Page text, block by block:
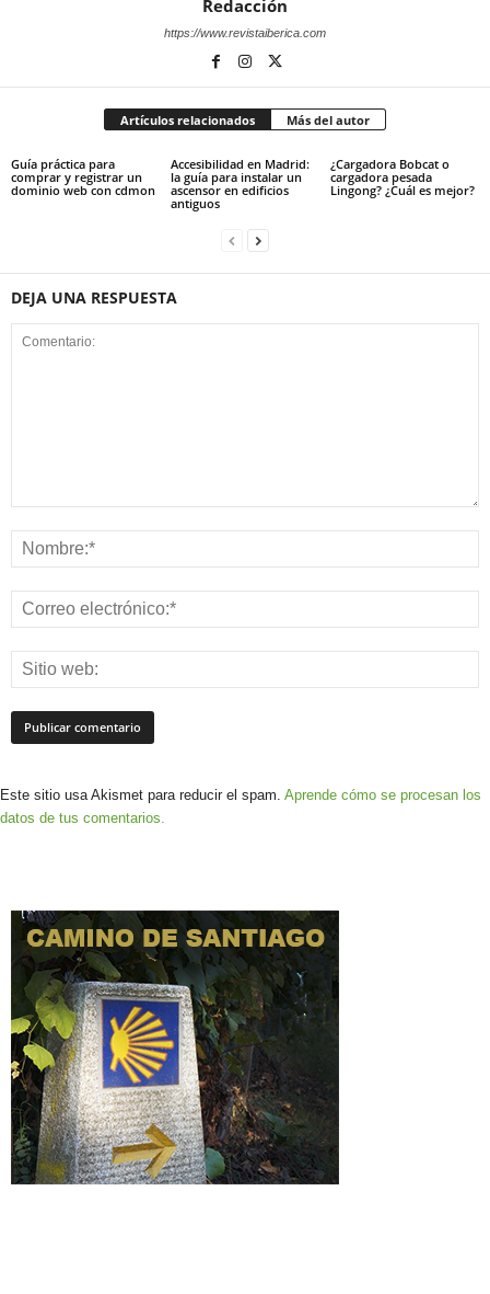
Redacción
https://www.revistaiberica.com
Artículos relacionados Más del autor
Guía práctica para
comprar y registrar un
dominio web con cdmon
Accesibilidad en Madrid:
la guía para instalar un
ascensor en edificios
antiguos
¿Cargadora Bobcat o
cargadora pesada
Lingong? ¿Cuál es mejor?
DEJA UNA RESPUESTA
Este sitio usa Akismet para reducir el spam. Aprende cómo se procesan los
datos de tus comentarios.